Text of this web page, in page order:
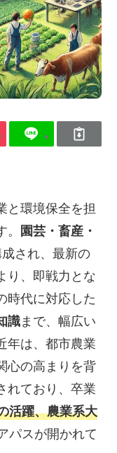
と環境保全を担
園芸・畜産・
され、最新の
り、即戦力とな
時代に対応した
識 まで、幅広い
年は、都市農業
心の高まりを背
れており、卒業
活躍、農業系大
パスが開かれて